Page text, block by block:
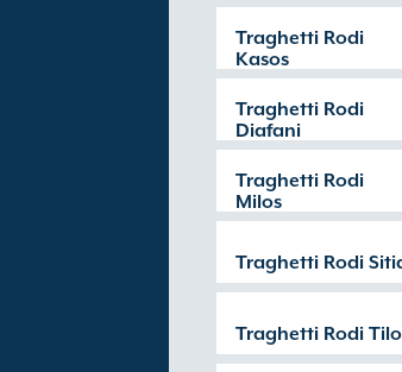
Traghetti Rodi
Kasos
Traghetti Rodi
Diafani
Traghetti Rodi
Milos
Traghetti Rodi
Traghetti Rodi